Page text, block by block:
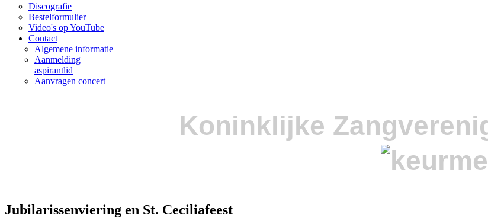
Discografie
Bestelformulier
Video's op YouTube
Contact
Algemene informatie
Aanmelding
aspirantlid
Aanvragen concert
Koninklijke
Jubilarissenviering en St. Ceciliafeest